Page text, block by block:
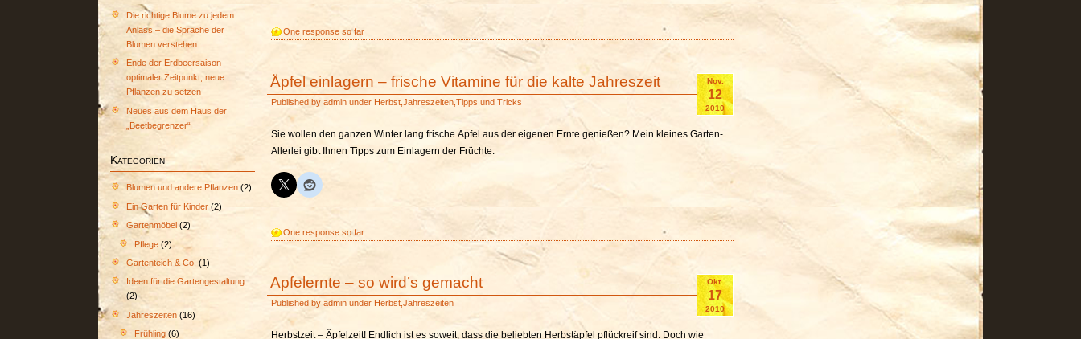
Die richtige Blume zu jedem
Anlass – die Sprache der
Blumen verstehen
Ende der Erdbeersaison –
optimaler Zeitpunkt, neue
Pflanzen zu setzen
Neues aus dem Haus der
„Beetbegrenzer“
Kategorien
Blumen und andere Pflanzen (2)
Ein Garten für Kinder (2)
Gartenmöbel (2)
Pflege (2)
Gartenteich & Co. (1)
Ideen für die Gartengestaltung
(2)
Jahreszeiten (16)
Frühling (6)
One response so far
Nov.
12
2010
Äpfel einlagern – frische Vitamine für die kalte Jahreszeit
Published by admin under Herbst Jahreszeiten Tipps und Tricks
Sie wollen den ganzen Winter lang frische Äpfel aus der eigenen Ernte genießen? Mein kleines Garten-
Allerlei gibt Ihnen Tipps zum Einlagern der Früchte.
One response so far
Okt.
17
2010
Apfelernte – so wird’s gemacht
Published by admin under Herbst Jahreszeiten
Herbstzeit – Äpfelzeit! Endlich ist es soweit, dass die beliebten Herbstäpfel pflückreif sind. Doch wie